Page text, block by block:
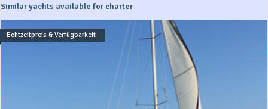
Similar yachts available for charter
Echtzeitpreis & Verfügbarkeit